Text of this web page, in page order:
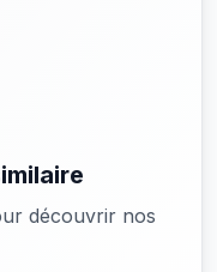
découvrir nos